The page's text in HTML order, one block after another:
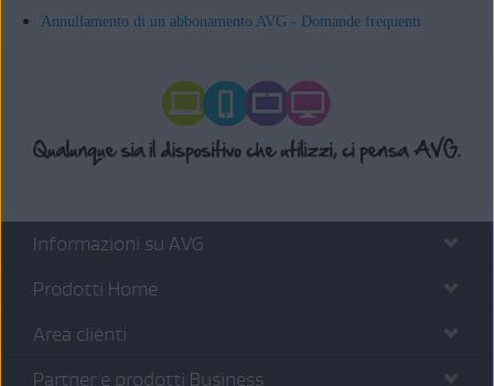
Annullamento di un abbonamento AVG - Domande frequenti
Informazioni su AVG
Prodotti Home
Area clienti
Partner e prodotti Business